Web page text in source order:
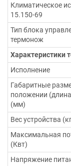
Климатическое
15.150-69
Тип блока
термонож
Исполнение
Габаритные
положении
(мм)
Вес устройства
Максимальная
(Квт)
Напряжение